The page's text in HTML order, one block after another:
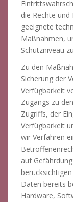
die Rechte
geeignete
Maßnahmen,
Schutzniveau
Zu den
Sicherung der
Verfügbarkeit
Zugangs zu
Zugriffs, der
Verfügbarkeit
wir Verfahren
auf
Daten bereits
Hardware,